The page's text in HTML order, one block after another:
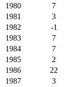
1980
7
1981
3
1982
-1
1983
7
1984
7
1985
2
1986
22
1987
3